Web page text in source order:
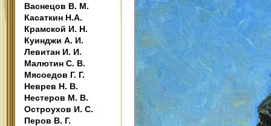
Васнецов В. М.
Касаткин Н.А.
Крамской И. Н.
Куинджи А. И.
Левитан И. И.
Малютин С. В.
Мясоедов Г. Г.
Неврев Н. В.
Нестеров М. В.
Остроухов И. С.
Перов В. Г.